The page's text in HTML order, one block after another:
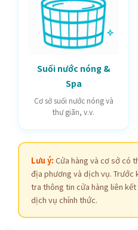
Suối nước nóng &
Spa
Cơ sở suối nước nóng và
thư giãn, v.v.
Lưu ý: Cửa hàng và cơ sở có
địa phương và dịch vụ. Trước
tra thông tin cửa hàng liên
dịch vụ chính thức.